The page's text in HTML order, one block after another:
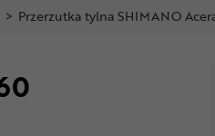
> Przerzutka tylna SHIMANO